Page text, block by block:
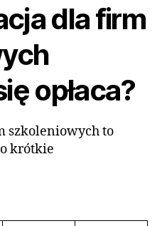
dla firm
opłaca?
szkoleniowych to
krótkie